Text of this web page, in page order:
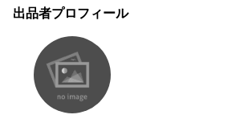
出品者プロフィール